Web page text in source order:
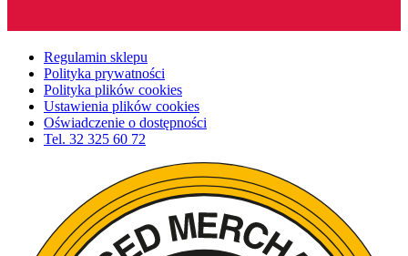
Regulamin sklepu
Polityka prywatności
Polityka plików cookies
Ustawienia plików cookies
Oświadczenie o dostępności
Tel. 32 325 60 72